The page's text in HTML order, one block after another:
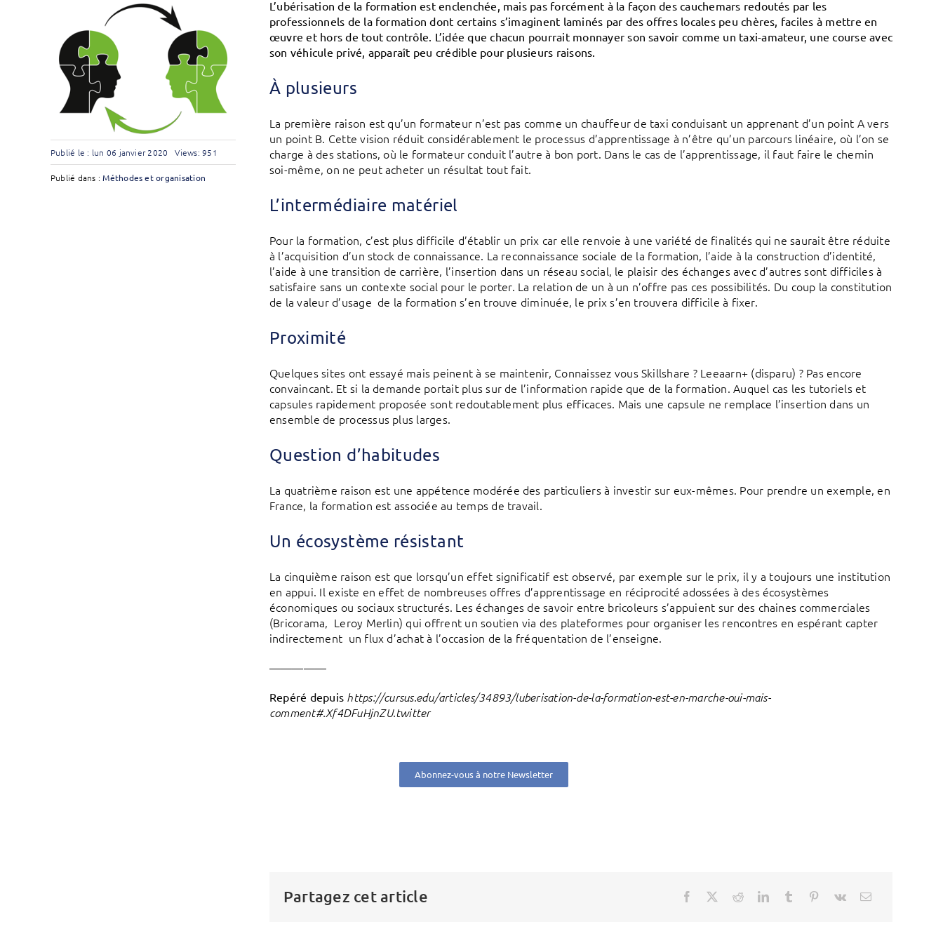
Publié le : lun 06 janvier 2020 Views: 951
Publié dans :Méthodes et organisation
L’ubérisation de la formation est enclenchée, mais pas forcément à la façon des cauchemars redoutés par les
professionnels de la formation dont certains s’imaginent laminés par des offres locales peu chères, faciles à mettre en
œuvre et hors de tout contrôle. L’idée que chacun pourrait monnayer son savoir comme un taxi-amateur, une course avec
son véhicule privé, apparaît peu crédible pour plusieurs raisons.
À plusieurs
La première raison est qu’un formateur n’est pas comme un chauffeur de taxi conduisant un apprenant d’un point A vers
un point B. Cette vision réduit considérablement le processus d’apprentissage à n’être qu’un parcours linéaire, où l’on se
charge à des stations, où le formateur conduit l’autre à bon port. Dans le cas de l’apprentissage, il faut faire le chemin
soi-même, on ne peut acheter un résultat tout fait.
L’intermédiaire matériel
Pour la formation, c’est plus difficile d’établir un prix car elle renvoie à une variété de finalités qui ne saurait être réduite
à l’acquisition d’un stock de connaissance. La reconnaissance sociale de la formation, l’aide à la construction d’identité,
l’aide à une transition de carrière, l’insertion dans un réseau social, le plaisir des échanges avec d’autres sont difficiles à
satisfaire sans un contexte social pour le porter. La relation de un à un n’offre pas ces possibilités. Du coup la constitution
de la valeur d’usage de la formation s’en trouve diminuée, le prix s’en trouvera difficile à fixer.
Proximité
Quelques sites ont essayé mais peinent à se maintenir, Connaissez vous Skillshare ? Leeaarn+ (disparu) ? Pas encore
convaincant. Et si la demande portait plus sur de l’information rapide que de la formation. Auquel cas les tutoriels et
capsules rapidement proposée sont redoutablement plus efficaces. Mais une capsule ne remplace l’insertion dans un
ensemble de processus plus larges.
Question d’habitudes
La quatrième raison est une appétence modérée des particuliers à investir sur eux-mêmes. Pour prendre un exemple, en
France, la formation est associée au temps de travail.
Un écosystème résistant
La cinquième raison est que lorsqu’un effet significatif est observé, par exemple sur le prix, il y a toujours une institution
en appui. Il existe en effet de nombreuses offres d’apprentissage en réciprocité adossées à des écosystèmes
économiques ou sociaux structurés. Les échanges de savoir entre bricoleurs s’appuient sur des chaines commerciales
(Bricorama, Leroy Merlin) qui offrent un soutien via des plateformes pour organiser les rencontres en espérant capter
indirectement un flux d’achat à l’occasion de la fréquentation de l’enseigne.
—————
Repéré depuis https://cursus.edu/articles/34893/luberisation-de-la-formation-est-en-marche-oui-mais-
comment#.Xf4DFuHjnZU.twitter
Abonnez-vous à notre Newsletter
Partagez cet article